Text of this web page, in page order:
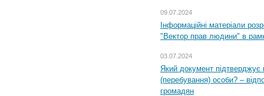
09.07.2024
Інформаційні матеріали
"Вектор прав людини" в
03.07.2024
Який документ підтверджує
(перебування) особи? –
громадян